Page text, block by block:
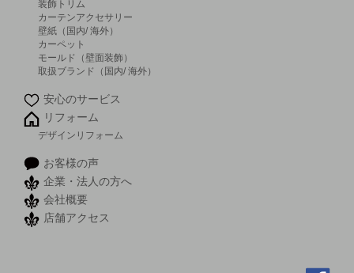
装飾トリム
カーテンアクセサリー
壁紙（国内/ 海外）
カーペット
モールド（壁面装飾）
取扱ブランド（国内/ 海外）
安心のサービス
リフォーム
デザインリフォーム
お客様の声
企業・法人の方へ
会社概要
店舗アクセス